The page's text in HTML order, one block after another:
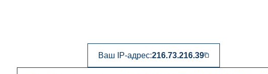
Ваш IP-адрес:216.73.216.39